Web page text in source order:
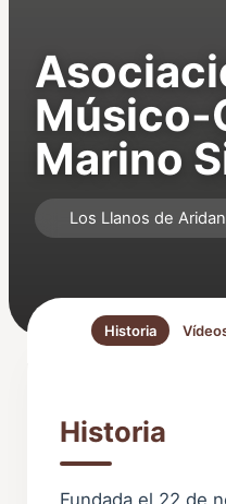
Músico-
Marino
Los Llanos de
Historia
Historia